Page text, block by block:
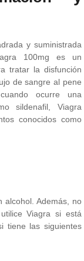
y suministrada
100mg es un
tratar la disfunción
de sangre al pene
ocurre una
sildenafil, Viagra
conocidos como
alcohol. Además, no
Viagra si está
tiene las siguientes